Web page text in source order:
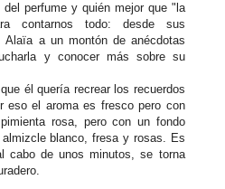
perfume y quién mejor que "la
contarnos todo: desde sus
Alaïa a un montón de anécdotas
y conocer más sobre su
él quería recrear los recuerdos
eso el aroma es fresco pero con
rosa, pero con un fondo
blanco, fresa y rosas. Es
cabo de unos minutos, se torna